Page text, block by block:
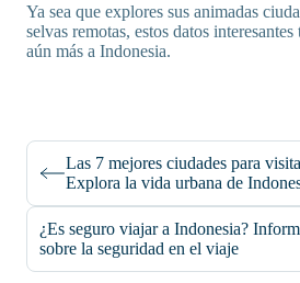
Ya sea que explores sus animadas
selvas remotas, estos datos
aún más a Indonesia.
Las 7 mejores ciudades para
Explora la vida urbana de
¿Es seguro viajar a Indonesia?
sobre la seguridad en el viaje